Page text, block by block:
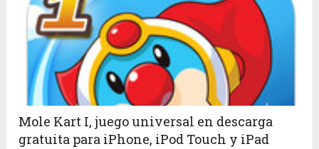
Mole Kart I, juego universal en descarga
gratuita para iPhone, iPod Touch y iPad